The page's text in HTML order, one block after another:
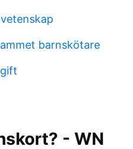
barnskötare
- WN